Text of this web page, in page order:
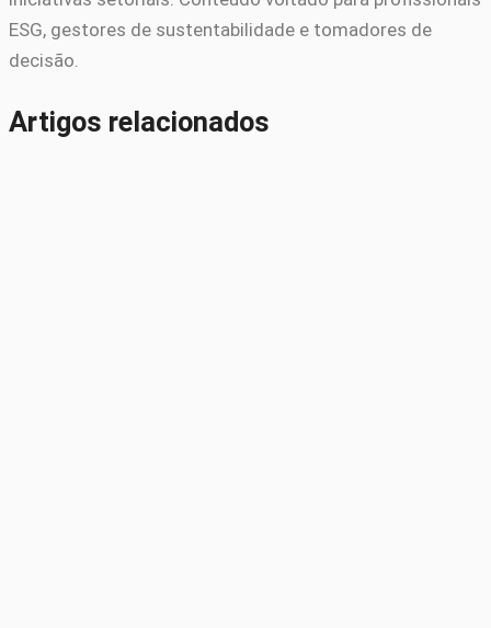
ESG, gestores de sustentabilidade e tomadores de
decisão.
Artigos relacionados